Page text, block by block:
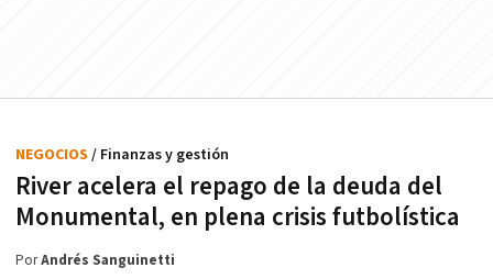
River acelera el repago de la deuda del
Monumental, en plena crisis futbolística
NEGOCIOS / Finanzas y gestión
PorAndrés Sanguinetti